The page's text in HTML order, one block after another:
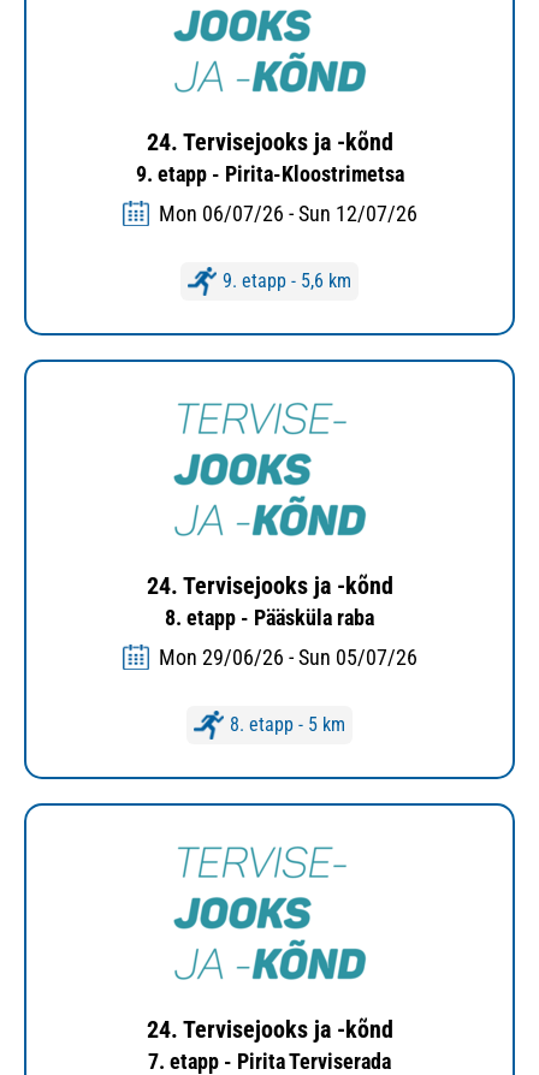
24. Tervisejooks ja -kõnd
9. etapp - Pirita-Kloostrimetsa
Mon 06/07/26 - Sun 12/07/26
9. etapp - 5,6 km
24. Tervisejooks ja -kõnd
8. etapp - Pääsküla raba
Mon 29/06/26 - Sun 05/07/26
8. etapp - 5 km
24. Tervisejooks ja -kõnd
7. etapp - Pirita Terviserada